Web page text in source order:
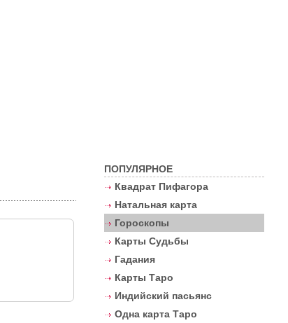
ПОПУЛЯРНОЕ
Квадрат Пифагора
Натальная карта
Гороскопы
Карты Судьбы
Гадания
Карты Таро
Индийский пасьянс
Одна карта Таро